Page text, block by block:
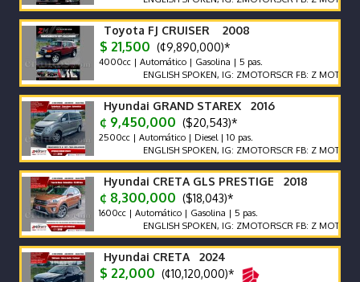
Toyota FJ CRUISER 2008
$ 21,500 (¢9,890,000)*
4000cc | Automático | Gasolina | 5 pas.
ENGLISH SPOKEN, IG: ZMOTORSCR FB: Z MOTORS.
Hyundai GRAND STAREX 2016
¢ 9,450,000 ($20,543)*
2500cc | Automático | Diesel | 10 pas.
ENGLISH SPOKEN, IG: ZMOTORSCR FB: Z MOTORS.
Hyundai CRETA GLS PRESTIGE 2018
¢ 8,300,000 ($18,043)*
1600cc | Automático | Gasolina | 5 pas.
ENGLISH SPOKEN, IG: ZMOTORSCR FB: Z MOTORS.
Hyundai CRETA 2024
$ 22,000 (¢10,120,000)*